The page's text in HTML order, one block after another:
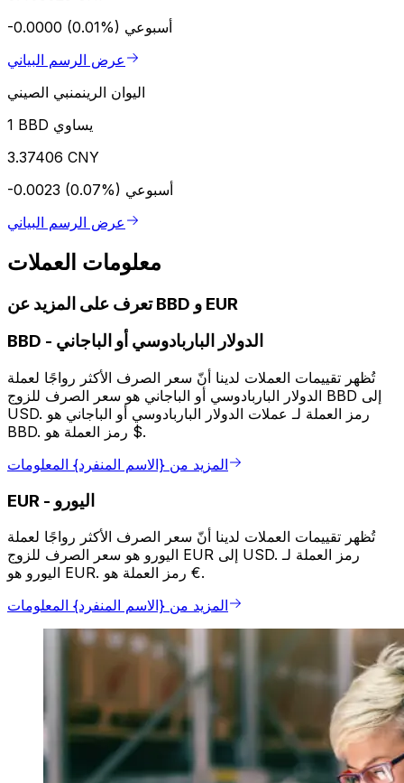
-0.0000 (0.01%) أسبوعي
عرض الرسم البياني
اليوان الرينمنبي الصيني
1 BBD يساوي
3.37406 CNY
-0.0023 (0.07%) أسبوعي
عرض الرسم البياني
معلومات العملات
تعرف على المزيد عن BBD و EUR
BBD - الدولار الباربادوسي أو الباجاني
تُظهر تقييمات العملات لدينا أنّ سعر الصرف الأكثر رواجًا لعملة
الدولار الباربادوسي أو الباجاني هو سعر الصرف للزوج BBD إلى
USD. رمز العملة لـ عملات الدولار الباربادوسي أو الباجاني هو
BBD. رمز العملة هو $.
المزيد من {الاسم المنفرد} المعلومات
EUR - اليورو
تُظهر تقييمات العملات لدينا أنّ سعر الصرف الأكثر رواجًا لعملة
اليورو هو سعر الصرف للزوج EUR إلى USD. رمز العملة لـ
اليورو هو EUR. رمز العملة هو €.
المزيد من {الاسم المنفرد} المعلومات